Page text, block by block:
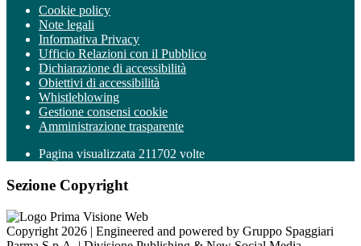
Cookie policy
Note legali
Informativa Privacy
Ufficio Relazioni con il Pubblico
Dichiarazione di accessibilità
Obiettivi di accessibilità
Whistleblowing
Gestione consensi cookie
Amministrazione trasparente
Pagina visualizzata 211702 volte
Sezione Copyright
Copyright 2026 | Engineered and powered by Gruppo Spaggiari